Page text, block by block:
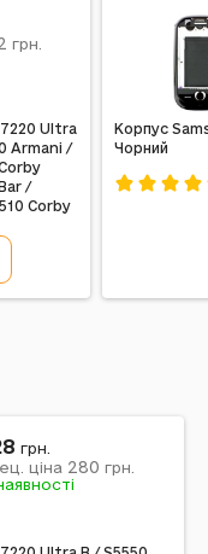
Ultra
Armani /
/
Corby
грн.
Корпус
Чорний
грн.
ціна 280 грн.